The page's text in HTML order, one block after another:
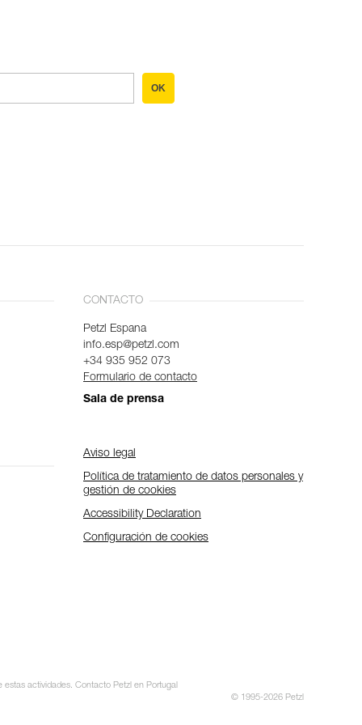
OK
CONTACTO
Petzl Espana
info.esp@petzl.com
+34 935 952 073
Formulario de contacto
Sala de prensa
Aviso legal
Política de tratamiento de datos personales y
gestión de cookies
Accessibility Declaration
Configuración de cookies
actividades. Contacto Petzl en Portugal
© 1995-2026 Petzl